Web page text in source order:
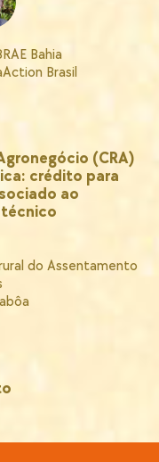
Bahia
Brasil
(CRA)
crédito para
ao
do Assentamento